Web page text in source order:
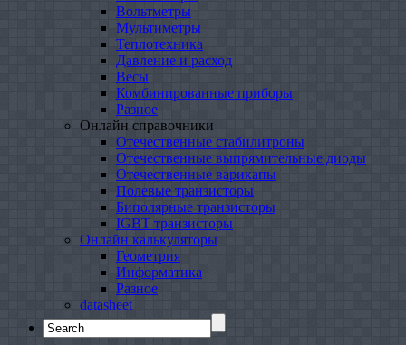
Вольтметры
Мультиметры
Теплотехника
Давление и расход
Весы
Комбинированные приборы
Разное
Онлайн справочники
Отечественные стабилитроны
Отечественные выпрямительные диоды
Отечественные варикапы
Полевые транзисторы
Биполярные транзисторы
IGBT транзисторы
Онлайн калькуляторы
Геометрия
Информатика
Разное
datasheet
Search
for: